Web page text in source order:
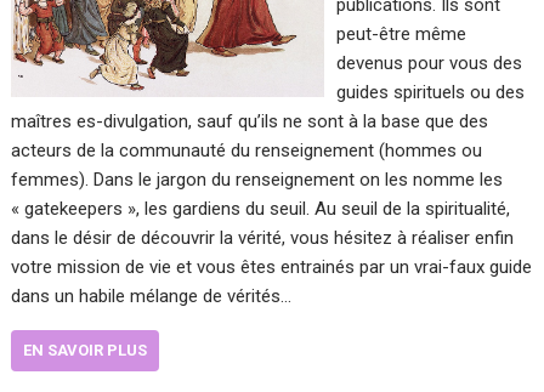
publications. Ils sont
peut-être même
devenus pour vous des
guides spirituels ou des
maîtres es-divulgation, sauf qu’ils ne sont à la base que des
acteurs de la communauté du renseignement (hommes ou
femmes). Dans le jargon du renseignement on les nomme les
« gatekeepers », les gardiens du seuil. Au seuil de la spiritualité,
dans le désir de découvrir la vérité, vous hésitez à réaliser enfin
votre mission de vie et vous êtes entrainés par un vrai-faux guide
dans un habile mélange de vérités…
EN SAVOIR PLUS